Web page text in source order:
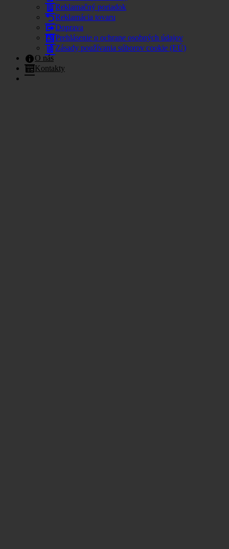
Reklamačný poriadok
Reklamácia tovaru
Doprava
Prehlásenie o ochrane osobných údajov
Zásady používania súborov cookie (EÚ)
O nás
Kontakty